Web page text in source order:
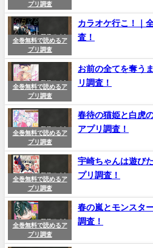
プリ調査
全巻無料で読めるア
プリ調査
カラオケ行こ！｜
査！
全巻無料で読めるア
プリ調査
お前の全てを奪う
リ調査！
全巻無料で読めるア
プリ調査
春待の猫姫と白虎
アプリ調査！
全巻無料で読めるア
プリ調査
宇崎ちゃんは遊び
プリ調査！
全巻無料で読めるア
プリ調査
春の嵐とモンスタ
調査！